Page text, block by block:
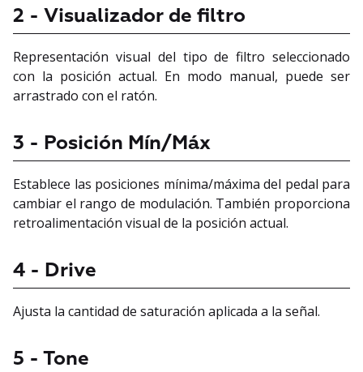
2 - Visualizador de filtro
Representación visual del tipo de filtro seleccionado
con la posición actual. En modo manual, puede ser
arrastrado con el ratón.
3 - Posición Mín/Máx
Establece las posiciones mínima/máxima del pedal para
cambiar el rango de modulación. También proporciona
retroalimentación visual de la posición actual.
4 - Drive
Ajusta la cantidad de saturación aplicada a la señal.
5 - Tone